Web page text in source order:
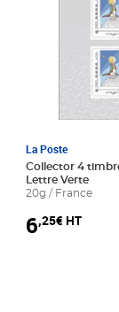
au panier
La Poste
Collector 4
Lettre Verte
20g / France
6,25€ HT